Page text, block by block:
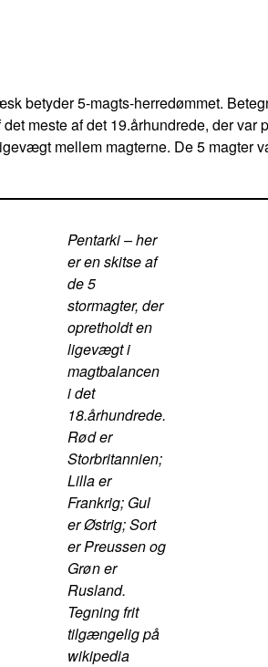
betyder 5-magts-herredømmet.
meste af det 19.århundrede, der
mellem magterne. De 5 magter
Pentarki – her
er en skitse af
de 5
stormagter, der
opretholdt en
ligevægt i
magtbalancen
i det
18.århundrede.
Rød er
Storbritannien;
Lilla er
Frankrig; Gul
er Østrig; Sort
er Preussen og
Grøn er
Rusland.
Tegning frit
tilgængelig på
wikipedia